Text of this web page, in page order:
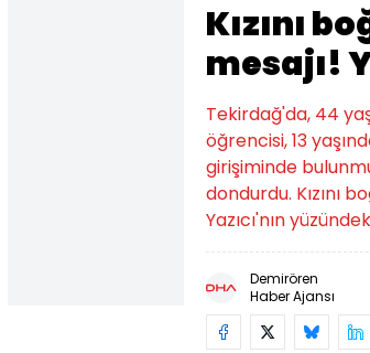
Kızını
mesajı!
Tekirdağ'da, 44
öğrencisi, 13
girişiminde
dondurdu. Kızını
Yazıcı'nın
Demirören
Haber Ajansı